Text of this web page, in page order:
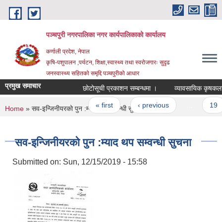
Skip to main content
पञ्चपुरी नगरपालिका नगर कार्यपालिकाको कार्यालय
कर्णाली प्रदेश, नेपाल
कृषि-पशुपालन ,पर्यटन, शिक्षा,स्वास्थ्य तथा स्वरोजगारः सुदृढ
जनस्वास्थ्य सहितको समृद्दि पञ्चपुरीको आधार
प्रमुख समाचार छोटोसूची प्रकाशन सम्बन्धमा ।
Pages
« first ‹ previous
You are here
Home » सव-इन्जिनीयरको पुन :म्याद थप सम्वन्धी सुचना
सव-इन्जिनीयरको पुन :म्याद थप सम्वन्धी सुचना
Submitted on: Sun, 12/15/2019 - 15:58